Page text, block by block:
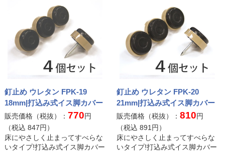
釘止め ウレタン FPK-19
18mm|打込み式イス脚カバー
販売価格（税抜）： 770円
（税込 847円）
床にやさしく止まってすべらな
いタイプ!打込み式イス脚カバー
釘止め ウレタン FPK-20
21mm|打込み式イス脚カバー
販売価格（税抜）：810円
（税込891円）
床にやさしく止まってすべらな
いタイプ!打込み式イス脚カバー